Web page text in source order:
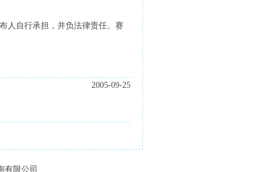
人自行承担，并负法律责任。赛
2005-09-25
有限公司